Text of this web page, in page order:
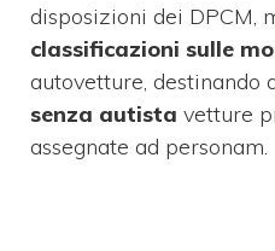
disposizioni dei DPCM,
classificazioni sulle
autovetture, destinando
senza autista vetture
assegnate ad personam.